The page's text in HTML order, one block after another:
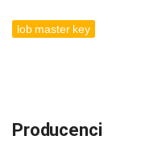
lob master key
Producenci